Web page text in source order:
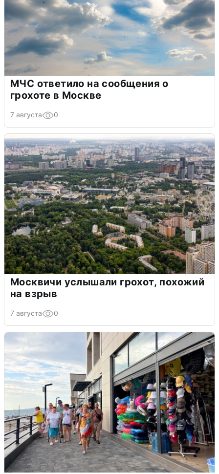
МЧС ответило на сообщения о
грохоте в Москве
7 августа 0
Москвичи услышали грохот, похожий
на взрыв
7 августа 0